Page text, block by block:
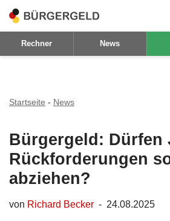
Zum
Inhalt
Rechner News
Startseite - News
Bürgergeld: Dürfen
Rückforderungen
abziehen?
von Richard Becker 24.08.2025